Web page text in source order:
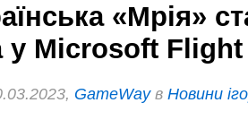
«Мрія»
у Microsoft
GameWayв Новини